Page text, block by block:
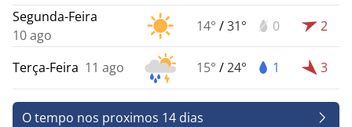
Segunda-Feira
10 ago
14° /31° 0 2
Terça-Feira 11 ago 15° /24° 1 3
O tempo nos proximos 14 dias